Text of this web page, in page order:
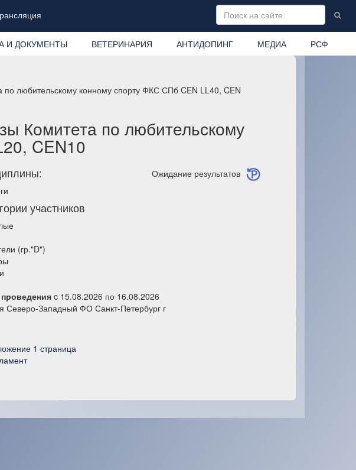
И ДОКУМЕНТЫ ВЕТЕРИНАРИЯ АНТИДОПИНГ МЕДИА РСФ
любительскому конному спорту ФКС СПб CEN LL40, CEN
Комитета по любительскому
CEN10
Ожидание результатов
участников
(гр."D")
c 15.08.2026 по 16.08.2026
Северо-Западный ФО Санкт-Петербург г
1 страница